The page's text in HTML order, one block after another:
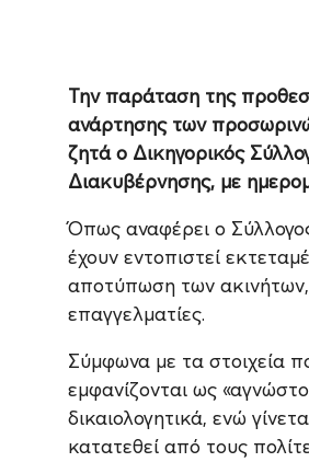
Την παράταση της
ανάρτησης των
ζητά ο Δικηγορικός
Διακυβέρνησης, με
Όπως αναφέρει ο
έχουν εντοπιστεί
αποτύπωση των ακινήτων,
επαγγελματίες.
Σύμφωνα με τα στοιχεία
εμφανίζονται ως
δικαιολογητικά, ενώ
κατατεθεί από τους